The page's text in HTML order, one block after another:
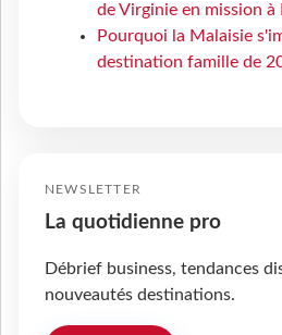
de Virginie en mission à
Pourquoi la Malaisie
destination famille de
NEWSLETTER
La quotidienne pro
Débrief business, tendances
nouveautés destinations.